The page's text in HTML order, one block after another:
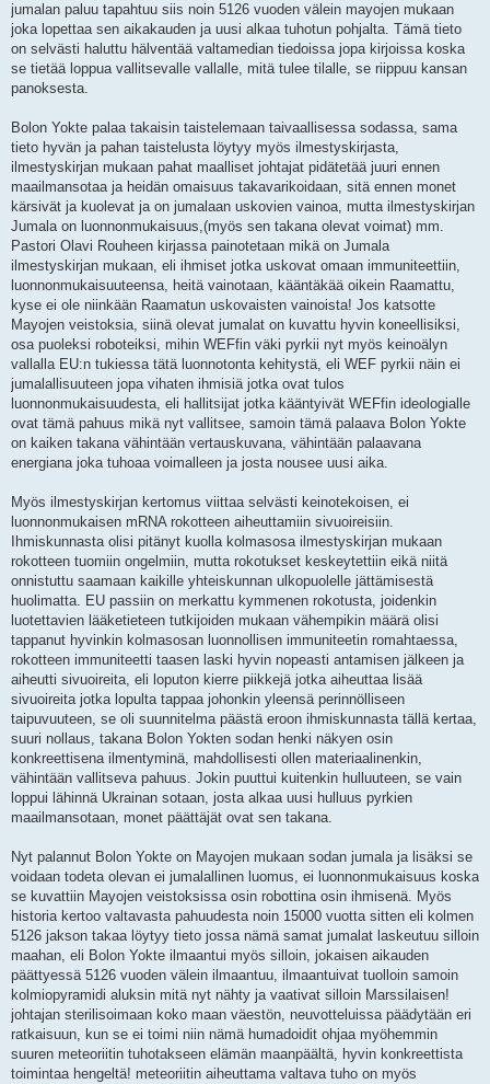
jumalan paluu tapahtuu siis noin 5126 vuoden välein mayojen mukaan
joka lopettaa sen aikakauden ja uusi alkaa tuhotun pohjalta. Tämä tieto
on selvästi haluttu hälventää valtamedian tiedoissa jopa kirjoissa koska
se tietää loppua vallitsevalle vallalle, mitä tulee tilalle, se riippuu kansan
panoksesta.
Bolon Yokte palaa takaisin taistelemaan taivaallisessa sodassa, sama
tieto hyvän ja pahan taistelusta löytyy myös ilmestyskirjasta,
ilmestyskirjan mukaan pahat maalliset johtajat pidätetää juuri ennen
maailmansotaa ja heidän omaisuus takavarikoidaan, sitä ennen monet
kärsivät ja kuolevat ja on jumalaan uskovien vainoa, mutta ilmestyskirjan
Jumala on luonnonmukaisuus,(myös sen takana olevat voimat) mm.
Pastori Olavi Rouheen kirjassa painotetaan mikä on Jumala
ilmestyskirjan mukaan, eli ihmiset jotka uskovat omaan immuniteettiin,
luonnonmukaisuuteensa, heitä vainotaan, kääntäkää oikein Raamattu,
kyse ei ole niinkään Raamatun uskovaisten vainoista! Jos katsotte
Mayojen veistoksia, siinä olevat jumalat on kuvattu hyvin koneellisiksi,
osa puoleksi roboteiksi, mihin WEFfin väki pyrkii nyt myös keinoälyn
vallalla EU:n tukiessa tätä luonnotonta kehitystä, eli WEF pyrkii näin ei
jumalallisuuteen jopa vihaten ihmisiä jotka ovat tulos
luonnonmukaisuudesta, eli hallitsijat jotka kääntyivät WEFfin ideologialle
ovat tämä pahuus mikä nyt vallitsee, samoin tämä palaava Bolon Yokte
on kaiken takana vähintään vertauskuvana, vähintään palaavana
energiana joka tuhoaa voimalleen ja josta nousee uusi aika.
Myös ilmestyskirjan kertomus viittaa selvästi keinotekoisen, ei
luonnonmukaisen mRNA rokotteen aiheuttamiin sivuoireisiin.
Ihmiskunnasta olisi pitänyt kuolla kolmasosa ilmestyskirjan mukaan
rokotteen tuomiin ongelmiin, mutta rokotukset keskeytettiin eikä niitä
onnistuttu saamaan kaikille yhteiskunnan ulkopuolelle jättämisestä
huolimatta. EU passiin on merkattu kymmenen rokotusta, joidenkin
luotettavien lääketieteen tutkijoiden mukaan vähempikin määrä olisi
tappanut hyvinkin kolmasosan luonnollisen immuniteetin romahtaessa,
rokotteen immuniteetti taasen laski hyvin nopeasti antamisen jälkeen ja
aiheutti sivuoireita, eli loputon kierre piikkejä jotka aiheuttaa lisää
sivuoireita jotka lopulta tappaa johonkin yleensä perinnölliseen
taipuvuuteen, se oli suunnitelma päästä eroon ihmiskunnasta tällä kertaa,
suuri nollaus, takana Bolon Yokten sodan henki näkyen osin
konkreettisena ilmentyminä, mahdollisesti ollen materiaalinenkin,
vähintään vallitseva pahuus. Jokin puuttui kuitenkin hulluuteen, se vain
loppui lähinnä Ukrainan sotaan, josta alkaa uusi hulluus pyrkien
maailmansotaan, monet päättäjät ovat sen takana.
Nyt palannut Bolon Yokte on Mayojen mukaan sodan jumala ja lisäksi se
voidaan todeta olevan ei jumalallinen luomus, ei luonnonmukaisuus koska
se kuvattiin Mayojen veistoksissa osin robottina osin ihmisenä. Myös
historia kertoo valtavasta pahuudesta noin 15000 vuotta sitten eli kolmen
5126 jakson takaa löytyy tieto jossa nämä samat jumalat laskeutuu silloin
maahan, eli Bolon Yokte ilmaantui myös silloin, jokaisen aikauden
päättyessä 5126 vuoden välein ilmaantuu, ilmaantuivat tuolloin samoin
kolmiopyramidi aluksin mitä nyt nähty ja vaativat silloin Marssilaisen!
johtajan sterilisoimaan koko maan väestön, neuvotteluissa päädytään eri
ratkaisuun, kun se ei toimi niin nämä humadoidit ohjaa myöhemmin
suuren meteoriitin tuhotakseen elämän maanpäältä, hyvin konkreettista
toimintaa hengeltä! meteoriitin aiheuttama valtava tuho on myös